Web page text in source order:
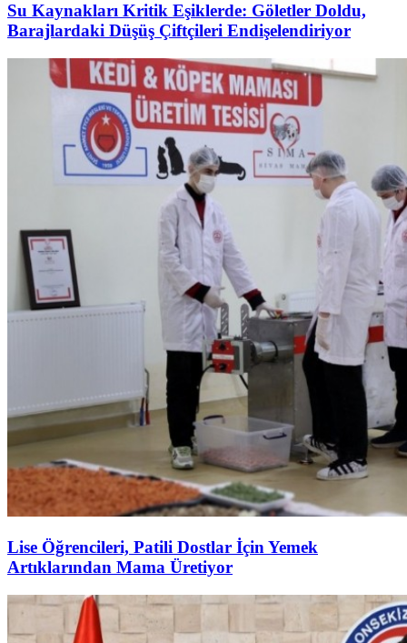
Su Kaynakları Kritik Eşiklerde: Göletler Doldu,
Barajlardaki Düşüş Çiftçileri Endişelendiriyor
Lise Öğrencileri, Patili Dostlar İçin Yemek
Artıklarından Mama Üretiyor